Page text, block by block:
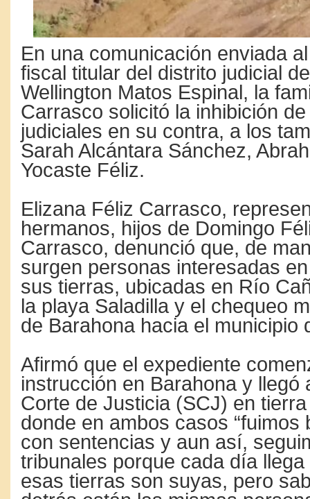
En una comunicación enviada
fiscal titular del distrito judicial
Wellington Matos Espinal, la
Carrasco solicitó la inhibición
judiciales en su contra, a los
Sarah Alcántara Sánchez,
Yocaste Féliz.
Elizana Féliz Carrasco,
hermanos, hijos de Domingo
Carrasco, denunció que, de
surgen personas interesadas
sus tierras, ubicadas en Río
la playa Saladilla y el chequeo
de Barahona hacia el municipio
Afirmó que el expediente
instrucción en Barahona y llegó
Corte de Justicia (SCJ) en
donde en ambos casos “fuimos
con sentencias y aun así,
tribunales porque cada día
esas tierras son suyas, pero